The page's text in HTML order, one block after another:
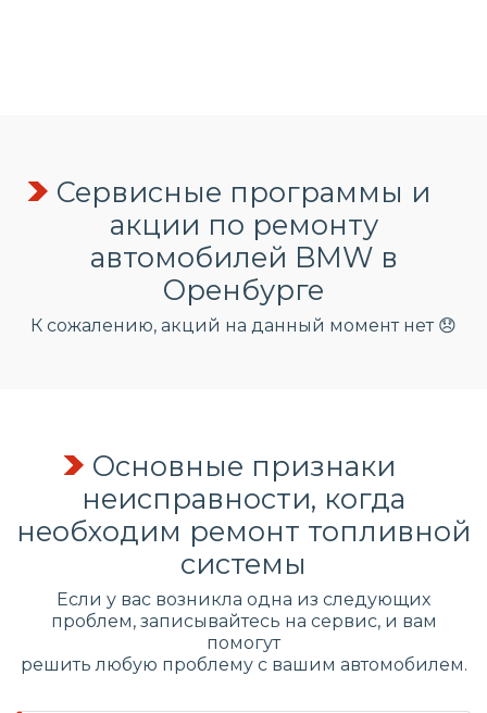
Сервисные программы и
акции по ремонту
автомобилей BMW в
Оренбурге
К сожалению, акций на данный момент нет 😞
Основные признаки
неисправности, когда
необходим ремонт топливной
системы
Если у вас возникла одна из следующих
проблем, записывайтесь на сервис, и вам
помогут
решить любую проблему с вашим автомобилем.